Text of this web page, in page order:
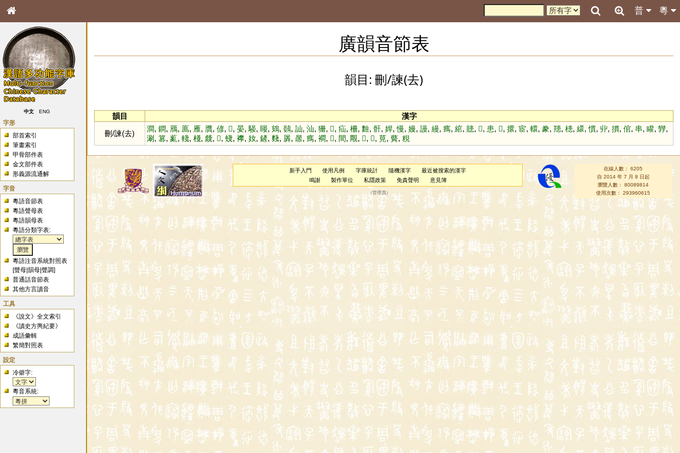
粵
普
中文 ENG
字形
部首索引
筆畫索引
甲骨部件表
金文部件表
形義源流通解
字音
粵語音節表
粵語聲母表
粵語韻母表
粵語分類字表:
粵語注音系統對照表
[聲母 |韻母 |聲調]
普通話音節表
其他方言讀音
工具
《說文》全文索引
《讀史方輿紀要》
成語彙輯
繁簡對照表
設定
冷僻字:
粵音系統:
廣韻音節表
韻目: 刪/諫(去)
韻目
漢字
刪/諫(去)
澗, 鐧, 鴈, 鳫, 雁, 贋, 偐, 𤜵, 晏, 騴, 䁙, 鴳, 鷃, 訕, 汕, 狦, 𦌔, 疝, 柵, 䴮, 骭, 娨,慢, 嫚, 謾, 縵, 㾺, 綰, 贃, 𩈬, 患, 𢠶, 擐, 宦, 轘, 豢, 䍺, 槵, 繯,慣, 丱, 摜, 倌, 串, 矔, 㝈,
涮 , 篡, 薍, 輚, 棧, 虥, 𧮺, 䗃, 襻, 奻, 鏟, 䴼, 羼, 㬄, 㾺, 襇, 𤜵, 間, 覸, 𨣇, 𧙧, 莧, 藖, 粯
新手入門 使用凡例 字庫統計 隨機漢字
最近被搜索的漢字
鳴謝
製作單位 私隱政策 免責聲明 意見簿
（管理員 ）
在線人數： 6205
自 2014 年 7 月 8 日起
瀏覽人數： 80089814
使用次數： 293960615